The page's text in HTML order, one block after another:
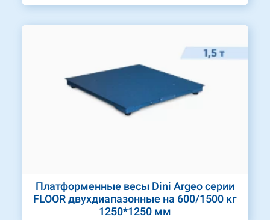
Платформенные весы Dini Argeo серии
FLOOR двухдиапазонные на 600/1500 кг
1250*1250 мм